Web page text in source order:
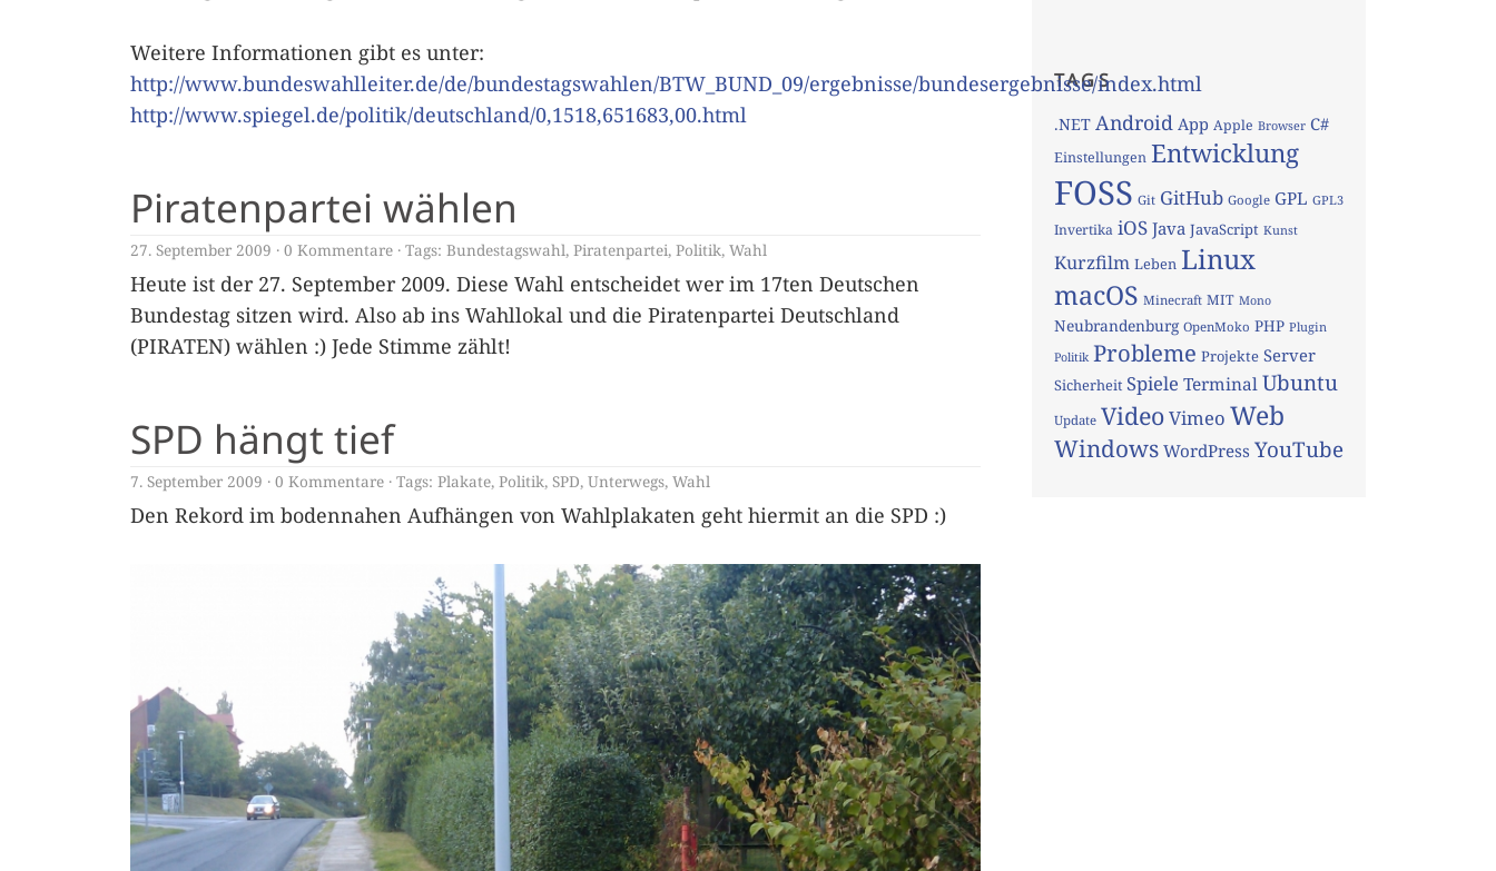
Weitere Informationen gibt es unter:
http://www.bundeswahlleiter.de/de/bundestagswahlen/BTW_BUND_09/ergebnisse/bundesergebnisse/index.html
http://www.spiegel.de/politik/deutschland/0,1518,651683,00.html
Piratenpartei wählen
27. September 2009 0 Kommentare Tags: Bundestagswahl, Piratenpartei, Politik, Wahl
Heute ist der 27. September 2009. Diese Wahl entscheidet wer im 17ten Deutschen
Bundestag sitzen wird. Also ab ins Wahllokal und die Piratenpartei Deutschland
(PIRATEN) wählen :) Jede Stimme zählt!
SPD hängt tief
7. September 2009 0 Kommentare Tags: Plakate, Politik, SPD, Unterwegs, Wahl
Den Rekord im bodennahen Aufhängen von Wahlplakaten geht hiermit an die SPD :)
TAGS
.NET Android App Apple Browser C#
Einstellungen Entwicklung
FOSS Git GitHub Google GPL GPL3
Invertika iOS Java JavaScript Kunst
Kurzfilm Leben Linux
macOS Minecraft MIT Mono
Neubrandenburg OpenMoko PHP Plugin
Politik Probleme Projekte Server
Sicherheit Spiele TerminalUbuntu
Update VideoVimeo Web
Windows WordPress YouTube